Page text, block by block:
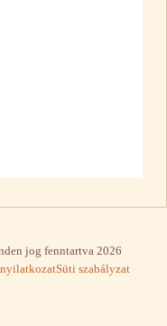
jog fenntartva 2026
Süti szabályzat